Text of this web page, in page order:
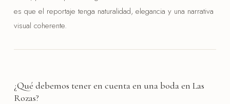
es que el reportaje tenga naturalidad, elegancia y una narrativa
visual coherente.
¿Qué debemos tener en cuenta en una boda en Las
Rozas?